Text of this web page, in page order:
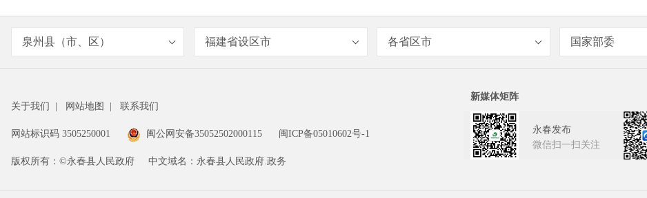
泉州县（市、区） 福建省设区市 各省区市 国家部委
关于我们 网站地图 联系我们
网站标识码 3505250001 闽公网安备35052502000115 闽ICP备05010602号-1
版权所有：©永春县人民政府 中文域名：永春县人民政府.政务
新媒体矩阵
永春发布
微信扫一扫关注